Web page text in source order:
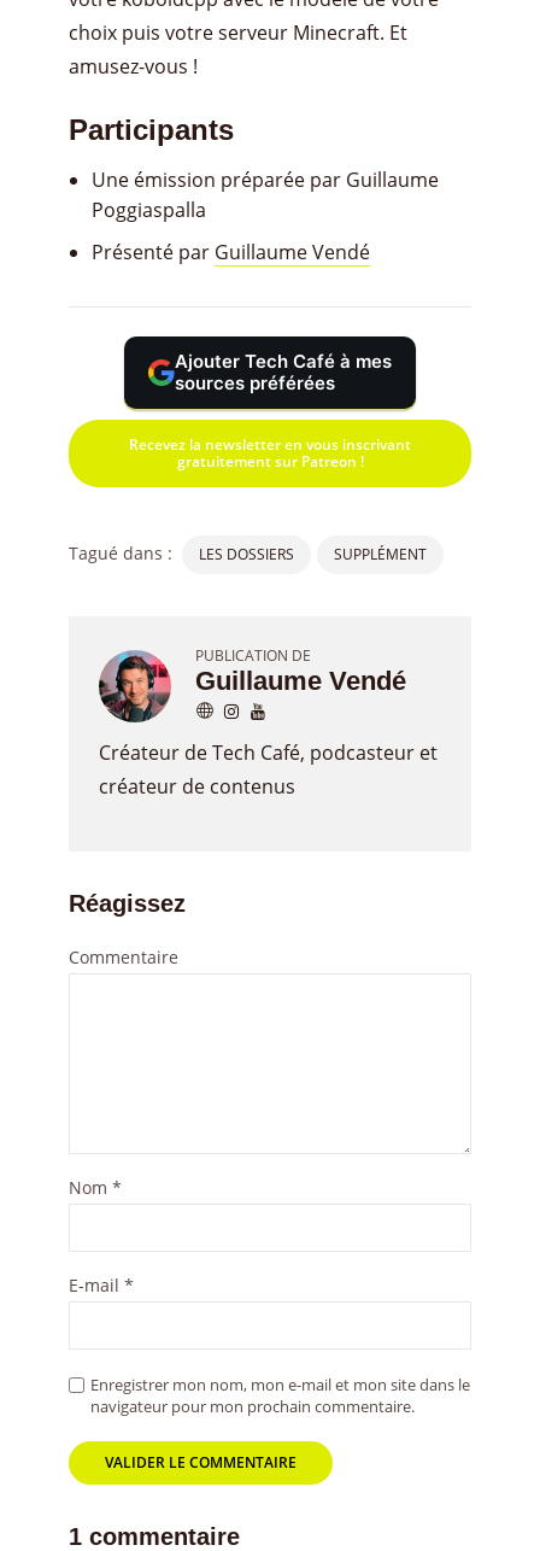
choix puis votre serveur Minecraft. Et
amusez-vous !
Participants
Une émission préparée par Guillaume
Poggiaspalla
Présenté par Guillaume Vendé
Ajouter Tech Café à mes
sources préférées
Recevez la newsletter en vous inscrivant
gratuitement sur Patreon !
Tagué dans : LES DOSSIERS SUPPLÉMENT
PUBLICATION DE
Guillaume Vendé
Créateur de Tech Café, podcasteur et
créateur de contenus
Réagissez
Commentaire
Nom *
E-mail *
Enregistrer mon nom, mon e-mail et mon site dans le
navigateur pour mon prochain commentaire.
1 commentaire